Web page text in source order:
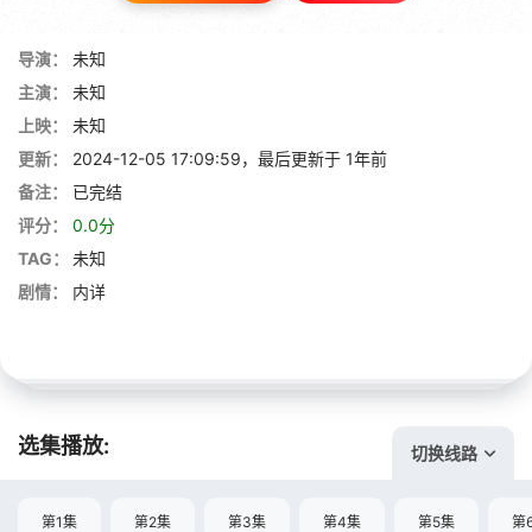
导演：
未知
主演：
未知
上映：
未知
更新：
2024-12-05 17:09:59，最后更新于 1年前
备注：
已完结
评分：
0.0分
TAG：
未知
剧情：
内详
选集播放: 切换线路
第1集 第2集 第3集 第4集 第5集 第